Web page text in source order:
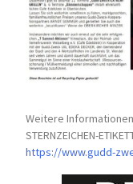
Weitere
STERNZEICHEN-
https://www.gudd-